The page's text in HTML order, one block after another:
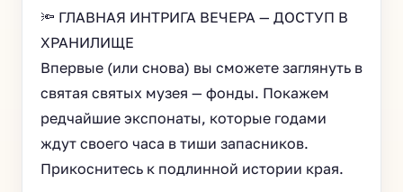
🔦 ГЛАВНАЯ ИНТРИГА ВЕЧЕРА — ДОСТУП В
ХРАНИЛИЩЕ
Впервые (или снова) вы сможете заглянуть в
святая святых музея — фонды. Покажем
редчайшие экспонаты, которые годами
ждут своего часа в тиши запасников.
Прикоснитесь к подлинной истории края.